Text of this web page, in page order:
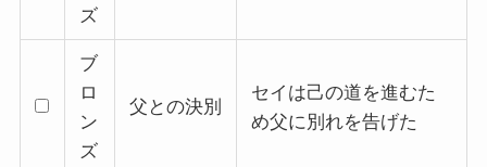
ズ
ブ
ロ
ン
ズ
父との決別
セイは己の道を進むた
め父に別れを告げた